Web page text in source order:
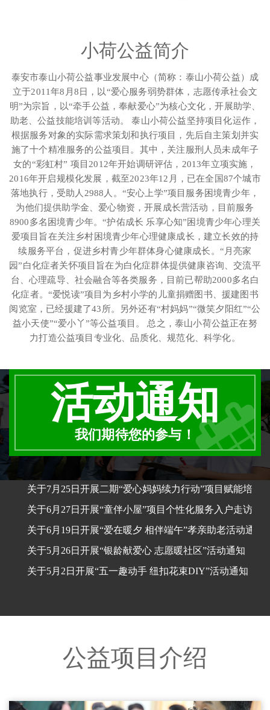
小荷公益简介
泰安市泰山小荷公益事业发展中心（简称：泰山小荷公益）成
立于2011年8月8日，以“爱心服务弱势群体，志愿传承社会文
明”为宗旨，以“牵手公益，奉献爱心”为核心文化，开展助学、
助老、公益技能培训等活动。 泰山小荷公益坚持项目化运作，
根据服务对象的实际需求策划和执行项目，先后自主策划并实
施了十个精准服务的公益项目。其中，关注服刑人员未成年子
女的“彩虹村” 项目2012年开始调研评估，2013年立项实施，
2016年开启规模化发展，截至2023年12月，已在全国87个城市
落地执行，受助人2988人。“安心上学”项目服务困境青少年，
为他们提供助学金、爱心物资，开展成长营活动，目前服务
8900多名困境青少年。“护佑成长 乐享心知”困境青少年心理关
爱项目旨在关注乡村困境青少年心理健康成长，建立长效的持
续服务平台，促进乡村青少年群体身心健康成长。“月亮家
园”白化症者关怀项目旨在为白化症群体提供健康咨询、交流平
台、心理疏导、社会融合等各类服务，目前已帮助2000多名白
化症者。“爱悦读”项目为乡村小学的儿童捐赠图书、援建图书
阅览室，已经援建了43所。另外还有“村妈妈”“微笑夕阳红”“公
益小天使”“爱小丫”等公益项目。 总之，泰山小荷公益正在努
力打造公益项目专业化、品质化、规范化、科学化。
活动通知
我们期待您的参与！
关于7月25日开展二期“爱心妈妈续力行动”项目赋能培训
关于6月27日开展“童伴小屋”项目个性化服务入户走访活
关于6月19日开展“爱在暖夕 相伴端午”孝亲助老活动通知
关于5月26日开展“银龄献爱心 志愿暖社区”活动通知
关于5月2日开展“五一趣动手 纽扣花束DIY”活动通知
公益项目介绍